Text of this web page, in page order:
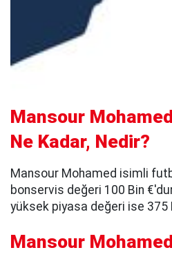
Mansour
Ne Kadar, Nedir?
Mansour Mohamed isimli
bonservis değeri 100 Bin
yüksek piyasa değeri ise 375
Mansour